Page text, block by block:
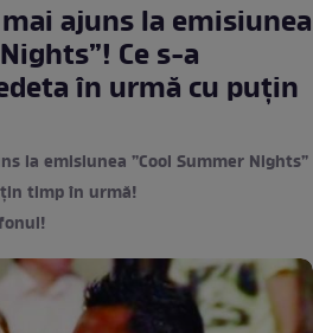
ajuns la emisiunea
Ce s-a
în urmă cu puțin
la emisiunea ”Cool Summer Nights”
timp în urmă!